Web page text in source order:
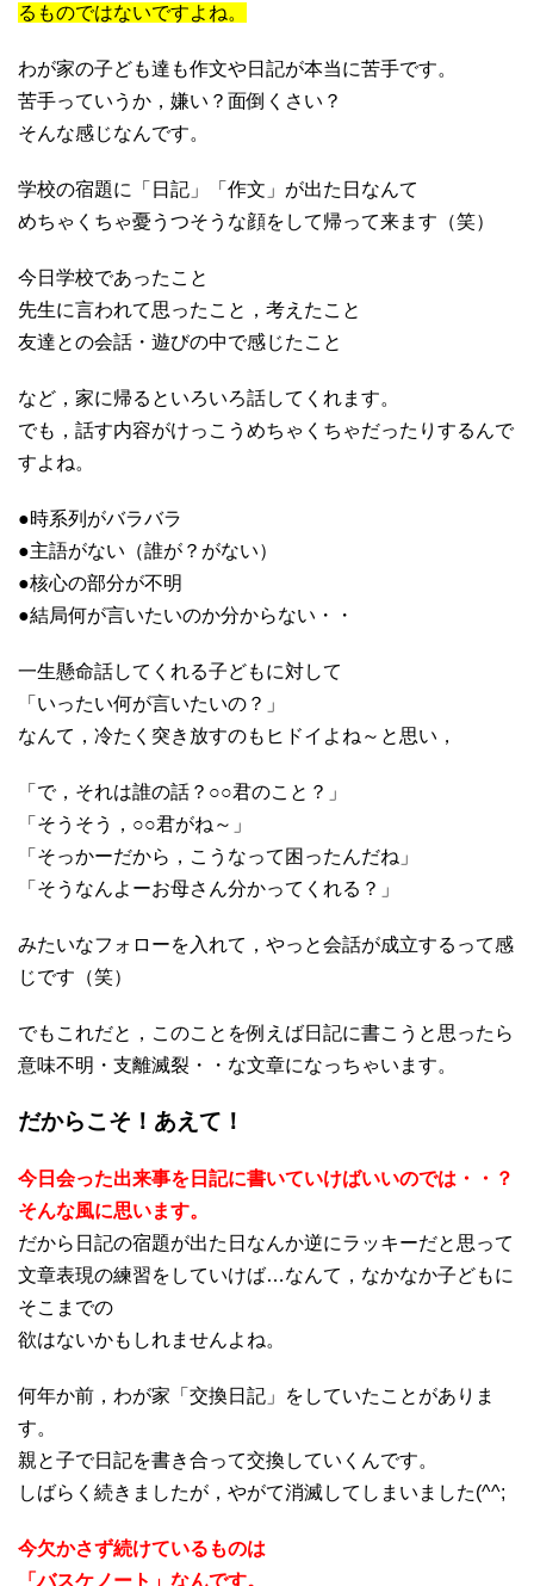
るものではないですよね。
わが家の子ども達も作文や日記が本当に苦手です。
苦手っていうか，嫌い？面倒くさい？
そんな感じなんです。
学校の宿題に「日記」「作文」が出た日なんて
めちゃくちゃ憂うつそうな顔をして帰って来ます（笑）
今日学校であったこと
先生に言われて思ったこと，考えたこと
友達との会話・遊びの中で感じたこと
など，家に帰るといろいろ話してくれます。
でも，話す内容がけっこうめちゃくちゃだったりするんで
すよね。
●時系列がバラバラ
●主語がない（誰が？がない）
●核心の部分が不明
●結局何が言いたいのか分からない・・
一生懸命話してくれる子どもに対して
「いったい何が言いたいの？」
なんて，冷たく突き放すのもヒドイよね～と思い，
「で，それは誰の話？○○君のこと？」
「そうそう，○○君がね～」
「そっかーだから，こうなって困ったんだね」
「そうなんよーお母さん分かってくれる？」
みたいなフォローを入れて，やっと会話が成立するって感
じです（笑）
でもこれだと，このことを例えば日記に書こうと思ったら
意味不明・支離滅裂・・な文章になっちゃいます。
だからこそ！あえて！
今日会った出来事を日記に書いていけばいいのでは・・？
そんな風に思います。
だから日記の宿題が出た日なんか逆にラッキーだと思って
文章表現の練習をしていけば…なんて，なかなか子どもに
そこまでの
欲はないかもしれませんよね。
何年か前，わが家「交換日記」をしていたことがありま
す。
親と子で日記を書き合って交換していくんです。
しばらく続きましたが，やがて消滅してしまいました(^^;
今欠かさず続けているものは
「バスケノート」なんです。